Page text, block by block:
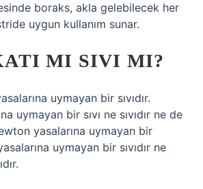
boraks, akla gelebilecek her
uygun kullanım sunar.
MI SIVI MI?
uymayan bir sıvıdır.
uymayan bir sıvı ne sıvıdır ne de
yasalarına uymayan bir
uymayan bir sıvıdır ne